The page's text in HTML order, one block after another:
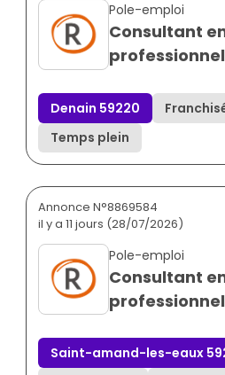
Pole-emploi
Consultant
professionnel
Denain 59220
Temps plein
Annonce N°8869584
il y a 11 jours (28/07/2026)
Pole-emploi
Consultant
professionnel
Saint-amand-les-eaux